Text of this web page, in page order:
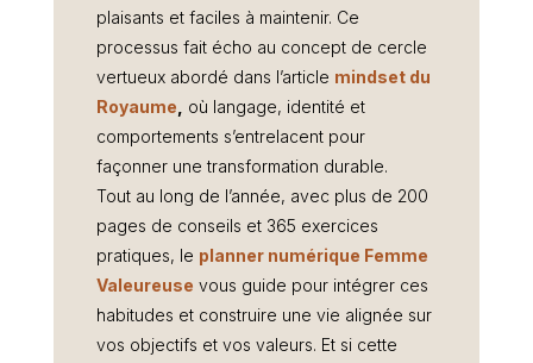
plaisants et faciles à maintenir. Ce
processus fait écho au concept de cercle
vertueux abordé dans l’article mindset du
Royaume
où langage, identité et
comportements s’entrelacent pour
façonner une transformation durable.
Tout au long de l’année, avec plus de 200
pages de conseils et 365 exercices
pratiques, le planner numérique Femme
Valeureuse vous guide pour intégrer ces
habitudes et construire une vie alignée sur
vos objectifs et vos valeurs. Et si cette